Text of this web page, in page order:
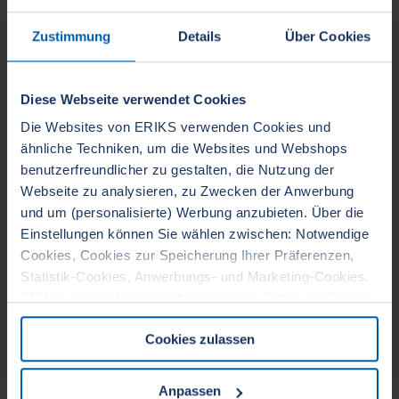
Zustimmung Details Über Cookies
Diese Webseite verwendet Cookies
Die Websites von ERIKS verwenden Cookies und
ähnliche Techniken, um die Websites und Webshops
benutzerfreundlicher zu gestalten, die Nutzung der
Webseite zu analysieren, zu Zwecken der Anwerbung
und um (personalisierte) Werbung anzubieten. Über die
Einstellungen können Sie wählen zwischen: Notwendige
Cookies, Cookies zur Speicherung Ihrer Präferenzen,
Statistik-Cookies, Anwerbungs- und Marketing-Cookies.
Wenn Sie auf die Schaltfläche OK klicken, erklären Sie
sich mit der Verwendung aller Cookies einverstanden und
stimmen der damit verbundenen Verarbeitung Ihrer
personenbezogenen Daten zu. Weitere Informationen
Cookies zulassen
Anpassen
Jobs
Unsere berufliche Tätigkeit beansprucht einen grossen Teil
unserer Lebenszeit. Deshalb ist es unser Ziel, optimale
Voraussetzungen zu schaffen, damit die Arbeit mit Freude
und persönlichem Einsatz geleistet werden kann. Unsere
Kundenorientierung verpflichtet jeden Mitarbeiter in den
Bereichen Freundlichkeit, Zuverlässigkeit, Schnelligkeit und
Kompetenz hervorragende Leistungen zu erbringen. Wenn
dir diese Rahmenbedingungen zusagen, dann orientiere
über offene Stellen.